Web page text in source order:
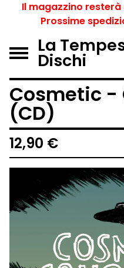
Il magazzino
Prossime
La
Dischi
Cosmetic -
(CD)
12,90 €